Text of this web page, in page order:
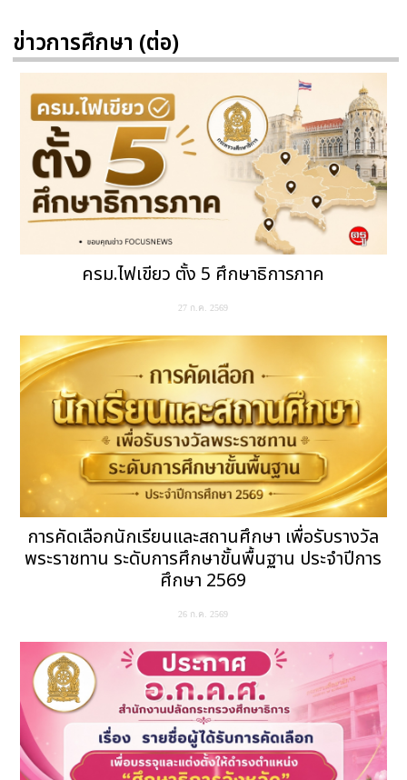
ข่าวการศึกษา (ต่อ)
ครม.ไฟเขียว ตั้ง 5 ศึกษาธิการภาค
27 ก.ค. 2569
การคัดเลือกนักเรียนและสถานศึกษา เพื่อรับรางวัล
พระราชทาน ระดับการศึกษาขั้นพื้นฐาน ประจำปีการ
ศึกษา 2569
26 ก.ค. 2569